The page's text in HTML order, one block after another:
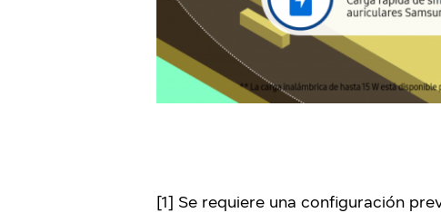
[1] Se requiere una configuración